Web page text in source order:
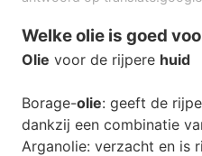
Welke olie is goed
Olie voor de rijpere huid
Borage-olie: geeft de
dankzij een combinatie
Arganolie: verzacht en is